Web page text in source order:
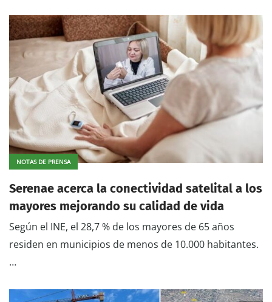
NOTAS DE PRENSA
Serenae acerca la conectividad satelital a los
mayores mejorando su calidad de vida
Según el INE, el 28,7 % de los mayores de 65 años
residen en municipios de menos de 10.000 habitantes.
…